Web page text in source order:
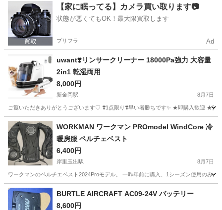
東大阪市 徳庵駅 ポータブルプレーヤー WALKMAN
【家に眠ってる】カメラ買い取ります📷
状態が悪くてもOK！最大限買取します
プリフラ Ad
uwant❣️リンサークリーナー 18000Pa強力 大容量
2in1 乾湿両用
8,000円
新金岡駅 8月7日
ご覧いただきありがとうございます♡ ❣️1点限り❣️早い者勝ちです✨️ ★即購入歓迎 ★安
大阪 堺市
WORKMAN ワークマン PROmodel WindCore 冷
暖房服 ペルチェベスト
6,400円
岸里玉出駅 8月7日
ワークマンのペルチエベスト2024Proモデル。 一昨年前に購入、1シーズン使用のみ
大阪 大阪市
BURTLE AIRCRAFT AC09-24V バッテリー
8,600円